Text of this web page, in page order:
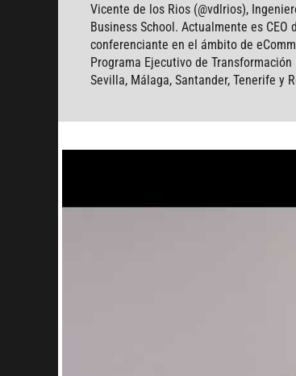
Vicente de los Rios (@vdlrios),
Business School. Actualmente es
conferenciante en el ámbito de
Programa Ejecutivo de
Sevilla, Málaga, Santander, Tenerife y